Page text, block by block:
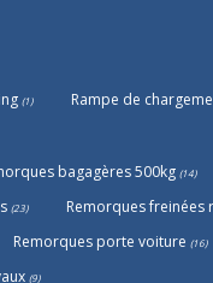
(1) Rampe de
bagagères 500kg (14)
(23) Remorques freinées
Remorques porte voiture (16)
(9)